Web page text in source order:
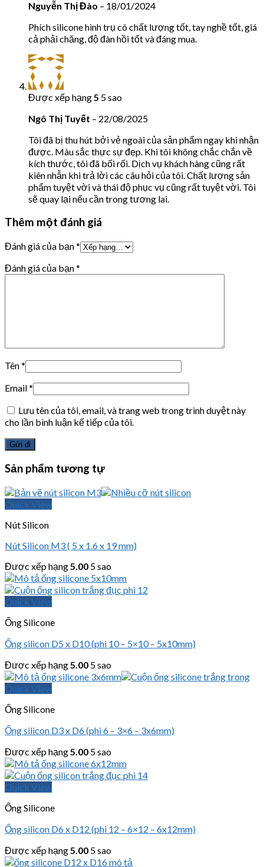
Nguyễn Thị Đào – 18/01/2024
Phích silicone hình trụ có chất lượng tốt, tay nghề tốt, giá
cả phải chăng, độ đàn hồi tốt và đáng mua.
Được xếp hạng 5 5 sao
Ngô Thị Tuyết – 22/08/2025
Tôi đã bị thu hút bởi vẻ ngoài của sản phẩm ngay khi nhận
được. Màu sắc thực sự đẹp. Khi tôi không chắc chắn về
kích thước, tôi đã bối rối. Dịch vụ khách hàng cũng rất
kiên nhẫn khi trả lời các câu hỏi của tôi. Chất lượng sản
phẩm tuyệt vời và thái độ phục vụ cũng rất tuyệt vời. Tôi
sẽ quay lại nếu cần trong tương lai.
Thêm một đánh giá
Đánh giá của bạn*
Đánh giá của bạn*
Tên*
Email*
Lưu tên của tôi, email, và trang web trong trình duyệt này
cho lần bình luận kế tiếp của tôi.
Sản phẩm tương tự
Quick View
Nút Silicon
Nút Silicon M3 ( 5 x 1.6 x 19 mm)
Được xếp hạng 5.00 5 sao
Quick View
Ống Silicone
Ống silicon D5 x D10 (phi 10 – 5×10 – 5x10mm)
Được xếp hạng 5.00 5 sao
Quick View
Ống Silicone
Ống silicon D3 x D6 (phi 6 – 3×6 – 3x6mm)
Được xếp hạng 5.00 5 sao
Quick View
Ống Silicone
Ống silicon D6 x D12 (phi 12 – 6×12 – 6x12mm)
Được xếp hạng 5.00 5 sao